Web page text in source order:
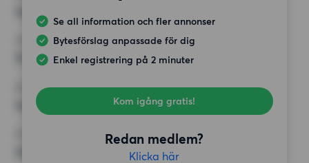
Se all information och fler annonser
Bytesförslag anpassade för dig
Enkel registrering på 2 minuter
Kom igång gratis!
Redan medlem?
Klicka här
HÖGSTA HYRA
10 500 kr
Inga speciella krav
ÖVRIGA PREFERENSER
Inga speciella preferenser